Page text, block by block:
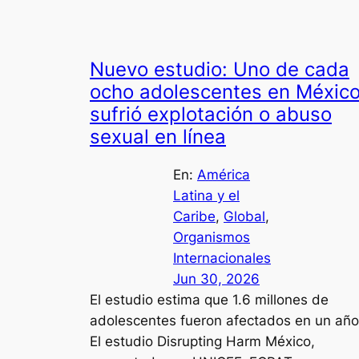
Nuevo estudio: Uno de cada
ocho adolescentes en
sufrió explotación o abuso
sexual en línea
En: América
Latina y el
Caribe, Global
Organismos
Internacionales
Jun 30, 2026
El estudio estima que 1.6 millones de
adolescentes fueron afectados en un
El estudio Disrupting Harm México,